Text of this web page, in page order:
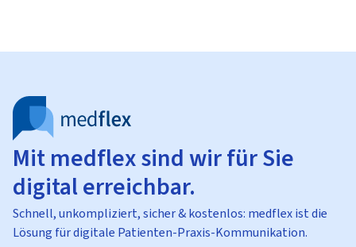
Mit medflex sind wir für Sie
digital erreichbar.
Schnell, unkompliziert, sicher & kostenlos: medflex ist die
Lösung für digitale Patienten-Praxis-Kommunikation.